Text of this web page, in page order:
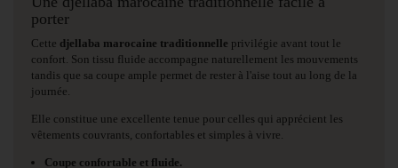
porter
Cette djellaba marocaine traditionnelle privilégie avant tout le
confort. Son tissu fluide accompagne naturellement les mouvements
tandis que sa coupe ample permet de rester à l'aise tout au long de la
journée.
Elle constitue une excellente tenue pour celles qui apprécient les
vêtements couvrants, confortables et simples à vivre.
Coupe confortable et fluide.